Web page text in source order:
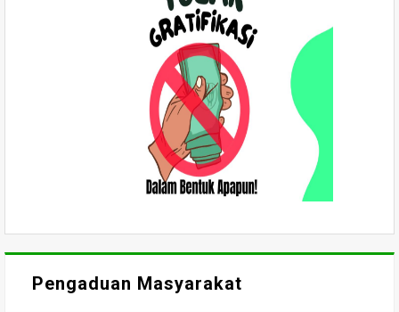
Pengaduan Masyarakat